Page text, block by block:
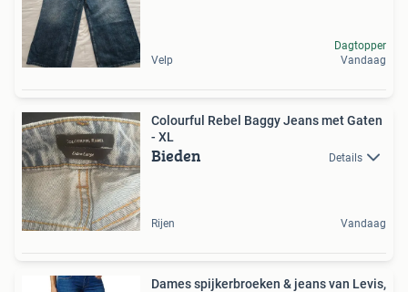
Velp
Dagtopper
Vandaag
Colourful Rebel Baggy Jeans met Gaten
- XL
Bieden Details
Rijen Vandaag
Dames spijkerbroeken & jeans van Levis,